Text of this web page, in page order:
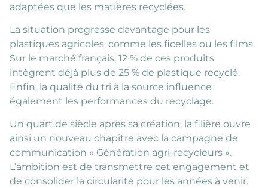
adaptées que les matières recyclées.
La situation progresse davantage pour les
plastiques agricoles, comme les ficelles ou les films.
Sur le marché français, 12 % de ces produits
intègrent déjà plus de 25 % de plastique recyclé.
Enfin, la qualité du tri à la source influence
également les performances du recyclage.
Un quart de siècle après sa création, la filière ouvre
ainsi un nouveau chapitre avec la campagne de
communication « Génération agri-recycleurs ».
L’ambition est de transmettre cet engagement et
de consolider la circularité pour les années à venir.